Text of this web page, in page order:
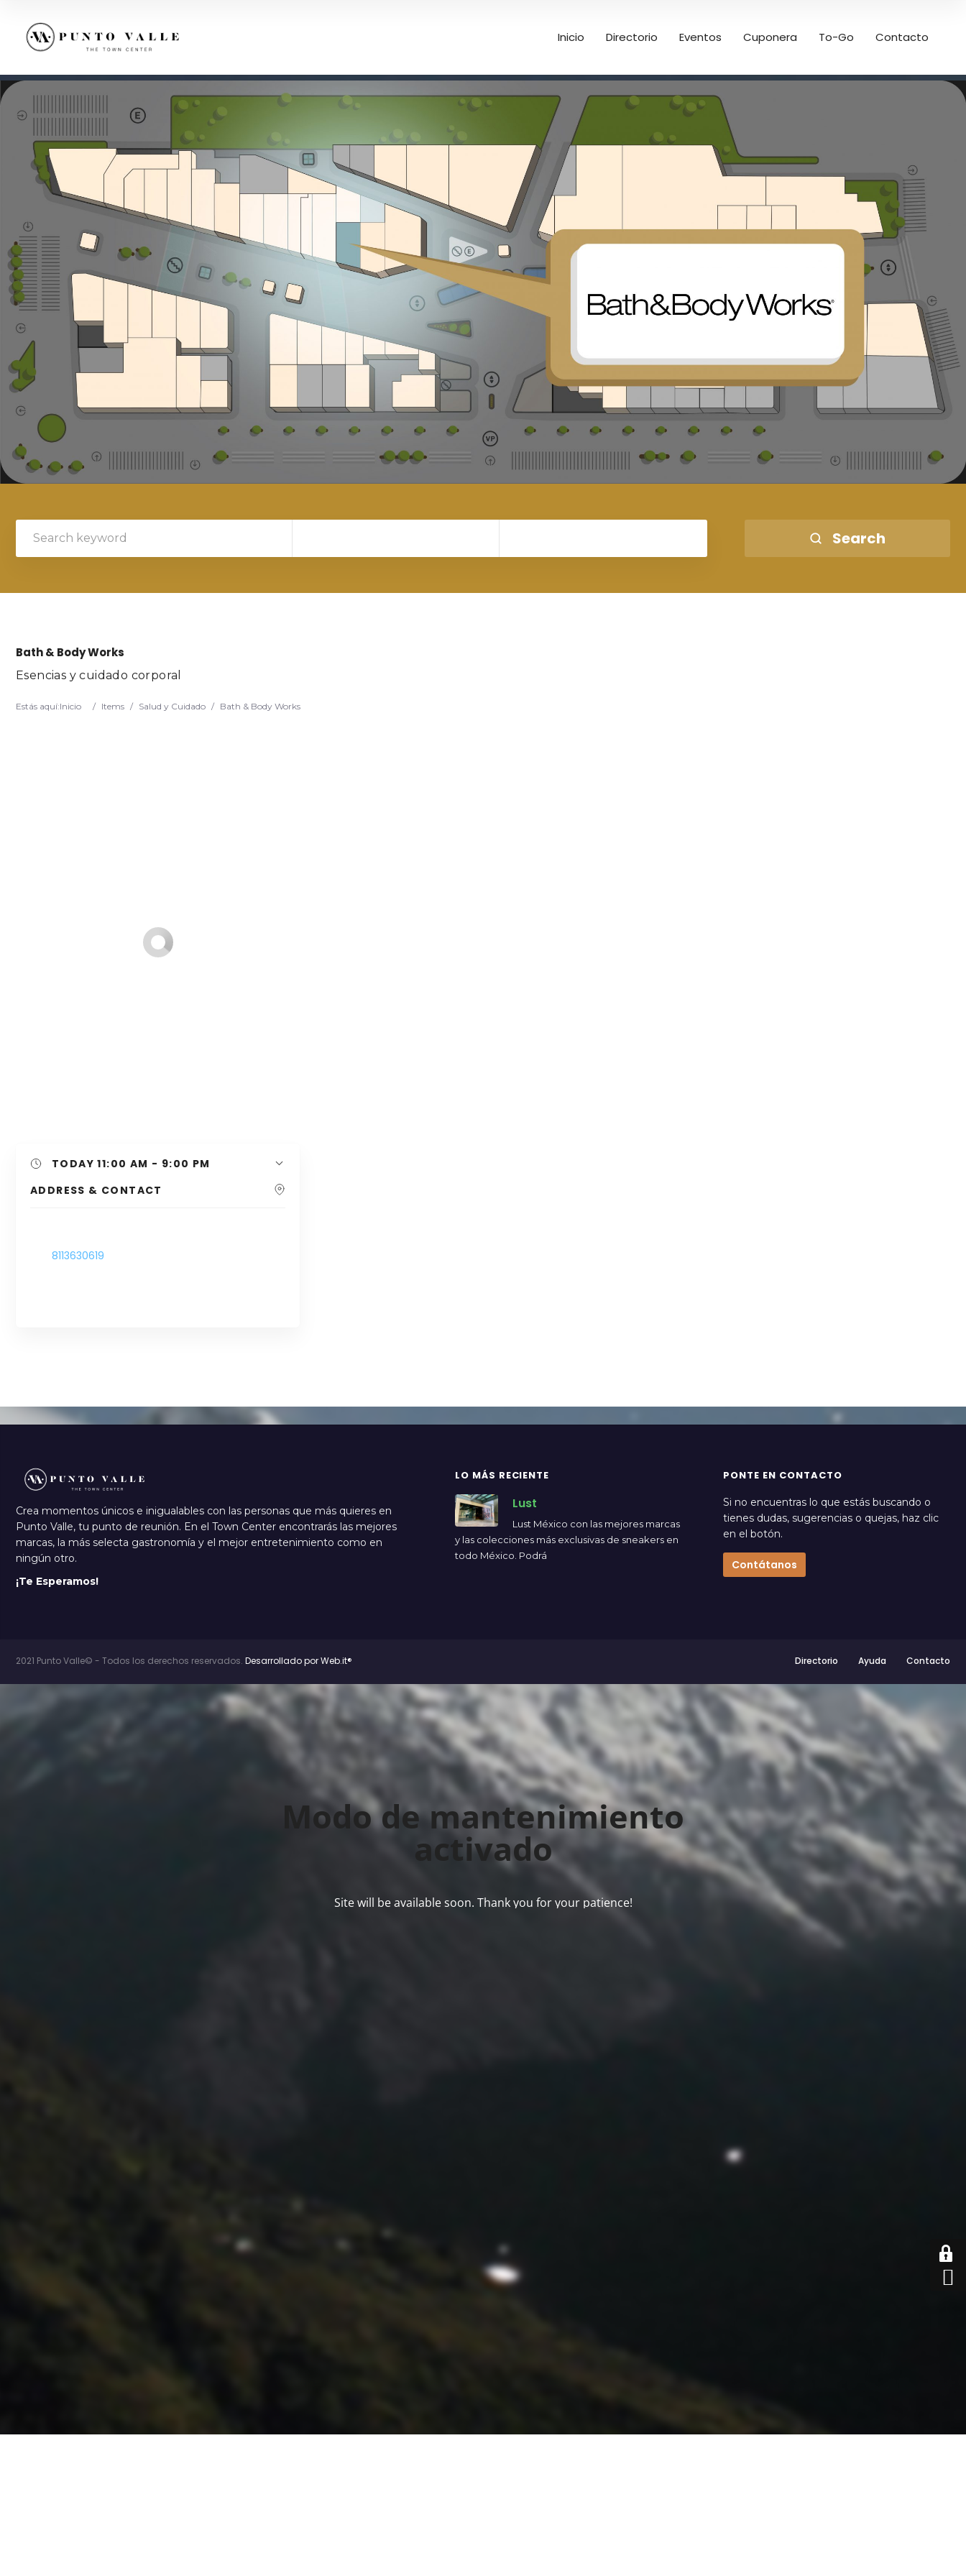
Inicio Directorio Eventos Cuponera To-Go Contacto
Search
Bath & Body Works
Esencias y cuidado corporal
Estás aquí:Inicio / Items / Salud y Cuidado / Bath & Body Works
TODAY11:00 AM - 9:00 PM
ADDRESS & CONTACT
8113630619
Crea momentos únicos e inigualables con las personas que más quieres en
Punto Valle, tu punto de reunión. En el Town Center encontrarás las mejores
marcas, la más selecta gastronomía y el mejor entretenimiento como en
ningún otro.
¡Te Esperamos!
LO MÁS RECIENTE
Lust
Lust México con las mejores marcas
y las colecciones más exclusivas de sneakers en
todo México. Podrá
PONTE EN CONTACTO
Si no encuentras lo que estás buscando o
tienes dudas, sugerencias o quejas, haz clic
en el botón.
Contátanos
Directorio Ayuda Contacto
2021 Punto Valle© - Todos los derechos reservados. Desarrollado por Web.it®
Modo de mantenimiento
activado
Site will be available soon. Thank you for your patience!